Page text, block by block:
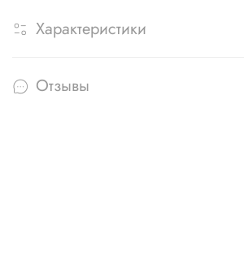
Характеристики
Отзывы